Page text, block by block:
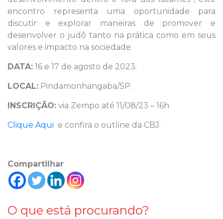
encontro representa uma oportunidade para
discutir e explorar maneiras de promover e
desenvolver o judô tanto na prática como em seus
valores e impacto na sociedade.
DATA: 16 e 17 de agosto de 2023.
LOCAL: Pindamonhangaba/SP.
INSCRIÇÃO: via Zempo até 11/08/23 – 16h
Clique Aqui e confira o outline da CBJ.
Compartilhar
O que está procurando?